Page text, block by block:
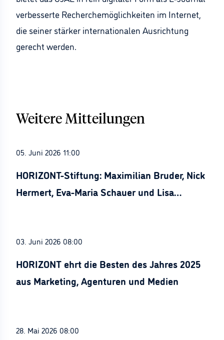
verbesserte Recherchemöglichkeiten im Internet,
die seiner stärker internationalen Ausrichtung
gerecht werden.
Weitere Mitteilungen
05. Juni 2026 11:00
HORIZONT-Stiftung: Maximilian Bruder, Nick
Hermert, Eva-Maria Schauer und Lisa
03. Juni 2026 08:00
HORIZONT ehrt die Besten des Jahres 2025
aus Marketing, Agenturen und Medien
28. Mai 2026 08:00